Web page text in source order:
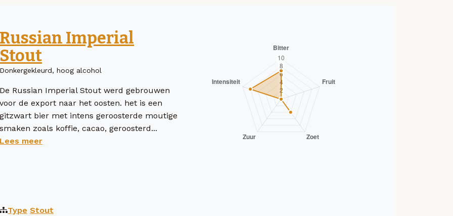
Russian Imperial
Stout
Donkergekleurd, hoog alcohol
De Russian Imperial Stout werd gebrouwen
voor de export naar het oosten. het is een
gitzwart bier met intens geroosterde moutige
smaken zoals koffie, cacao, geroosterd...
Lees meer
Type Stout